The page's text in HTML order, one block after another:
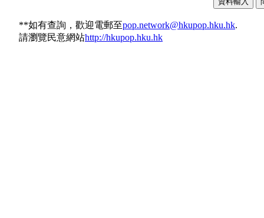
**如有查詢，歡迎電郵至pop.network@hkupop.hku.hk.
請瀏覽民意網站http://hkupop.hku.hk